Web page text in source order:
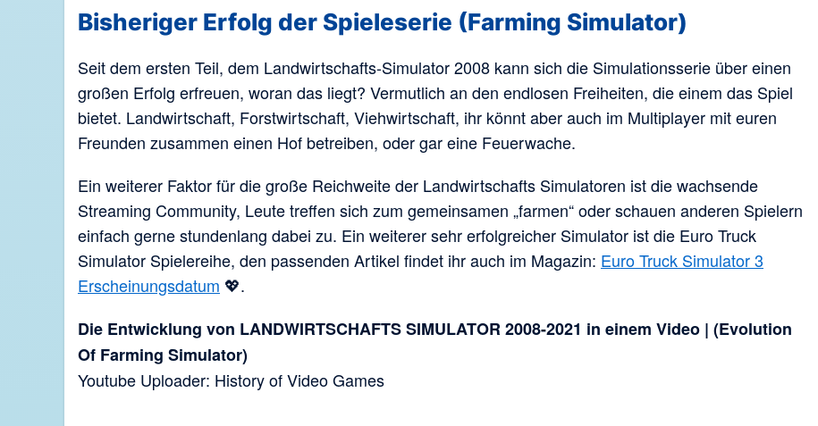
Bisheriger Erfolg der Spieleserie (Farming Simulator)
Seit dem ersten Teil, dem Landwirtschafts-Simulator 2008 kann sich die Simulationsserie über einen
großen Erfolg erfreuen, woran das liegt? Vermutlich an den endlosen Freiheiten, die einem das Spiel
bietet. Landwirtschaft, Forstwirtschaft, Viehwirtschaft, ihr könnt aber auch im Multiplayer mit euren
Freunden zusammen einen Hof betreiben, oder gar eine Feuerwache.
Ein weiterer Faktor für die große Reichweite der Landwirtschafts Simulatoren ist die wachsende
Streaming Community, Leute treffen sich zum gemeinsamen „farmen“ oder schauen anderen Spielern
einfach gerne stundenlang dabei zu. Ein weiterer sehr erfolgreicher Simulator ist die Euro Truck
Simulator Spielereihe, den passenden Artikel findet ihr auch im Magazin: Euro Truck Simulator 3
Erscheinungsdatum 💖.
Die Entwicklung von LANDWIRTSCHAFTS SIMULATOR 2008-2021 in einem Video | (Evolution
Of Farming Simulator)
Youtube Uploader: History of Video Games